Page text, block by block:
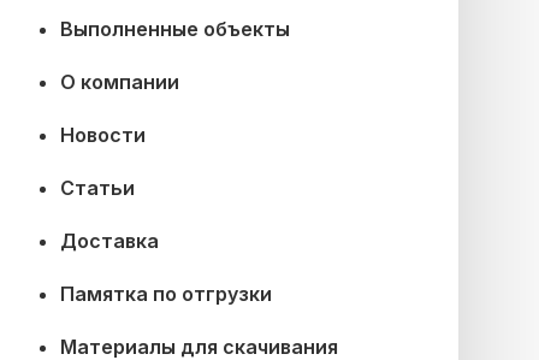
Выполненные объекты
О компании
Новости
Статьи
Доставка
Памятка по отгрузки
Материалы для скачивания